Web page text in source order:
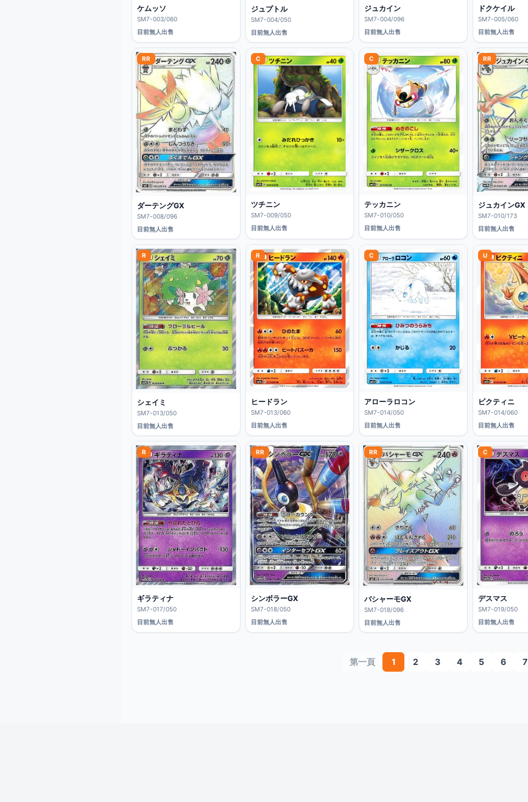
ケムッソ
SM7-003/060
目前無人出售
ジュプトル
SM7-004/050
目前無人出售
ジュカイン
SM7-004/096
目前無人出售
ドクケイル
SM7-005/060
目前無人出售
RR
ダーテングGX
SM7-008/096
目前無人出售
C
ツチニン
SM7-009/050
目前無人出售
C
テッカニン
SM7-010/050
目前無人出售
RR
ジュカインGX
SM7-010/173
目前無人出售
R
シェイミ
SM7-013/050
目前無人出售
R
ヒードラン
SM7-013/060
目前無人出售
C
アローラロコン
SM7-014/050
目前無人出售
U
ビクティニ
SM7-014/060
目前無人出售
R
ギラティナ
SM7-017/050
目前無人出售
RR
シンボラーGX
SM7-018/050
目前無人出售
RR
バシャーモGX
SM7-018/096
目前無人出售
C
デスマス
SM7-019/050
目前無人出售
第一頁 1 2 3 4 5 6 7